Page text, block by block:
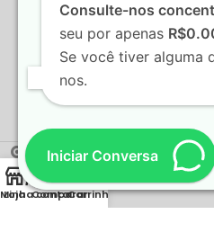
2022 Fator1 - Produtos
Loja
Minha conta
CompararCarrinho
Consulte-nos
seu por apenas
Se você tiver alguma
nos.
Iniciar Conversa